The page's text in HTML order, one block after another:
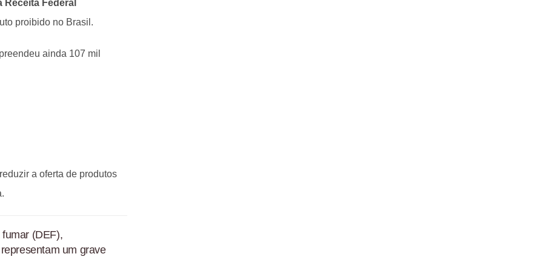
Federal
proibido no Brasil.
ainda 107 mil
a oferta de produtos
(DEF),
um grave